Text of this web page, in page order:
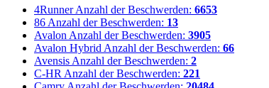
4Runner Anzahl der Beschwerden: 6653
86 Anzahl der Beschwerden: 13
Avalon Anzahl der Beschwerden: 3905
Avalon Hybrid Anzahl der Beschwerden: 66
Avensis Anzahl der Beschwerden: 2
C-HR Anzahl der Beschwerden: 221